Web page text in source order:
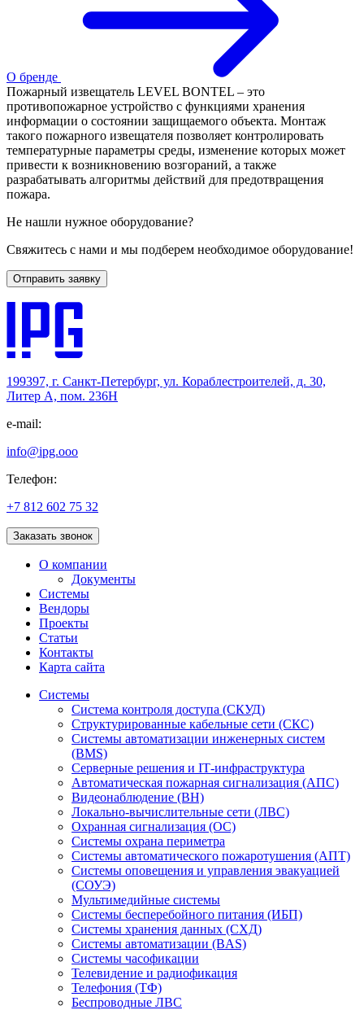
О бренде
Пожарный извещатель LEVEL BONTEL – это
противопожарное устройство с функциями хранения
информации о состоянии защищаемого объекта. Монтаж
такого пожарного извещателя позволяет контролировать
температурные параметры среды, изменение которых может
привести к возникновению возгораний, а также
разрабатывать алгоритмы действий для предотвращения
пожара.
Не нашли нужное оборудование?
Свяжитесь с нами и мы подберем необходимое оборудование!
Отправить заявку
199397, г. Санкт-Петербург, ул. Кораблестроителей, д. 30,
Литер А, пом. 236Н
e-mail:
info@ipg.ooo
Телефон:
+7 812 602 75 32
Заказать звонок
О компании
Документы
Системы
Вендоры
Проекты
Статьи
Контакты
Карта сайта
Системы
Система контроля доступа (СКУД)
Структурированные кабельные сети (СКС)
Системы автоматизации инженерных систем
(BMS)
Серверные решения и IT‑инфраструктура
Автоматическая пожарная сигнализация (АПС)
Видеонаблюдение (ВН)
Локально-вычислительные сети (ЛВС)
Охранная сигнализация (ОС)
Системы охрана периметра
Системы автоматического пожаротушения (АПТ)
Системы оповещения и управления эвакуацией
(СОУЭ)
Мультимедийные системы
Системы бесперебойного питания (ИБП)
Системы хранения данных (СХД)
Системы автоматизации (BAS)
Системы часофикации
Телевидение и радиофикация
Телефония (ТФ)
Беспроводные ЛВС